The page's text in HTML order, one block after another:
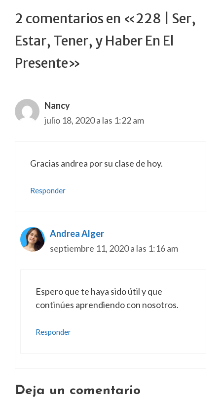
2 comentarios en «228 | Ser,
Estar, Tener, y Haber En El
Presente»
Nancy
julio 18, 2020 a las 1:22 am
Gracias andrea por su clase de hoy.
Responder
Andrea Alger
septiembre 11, 2020 a las 1:16 am
Espero que te haya sido útil y que
continúes aprendiendo con nosotros.
Responder
Deja un comentario